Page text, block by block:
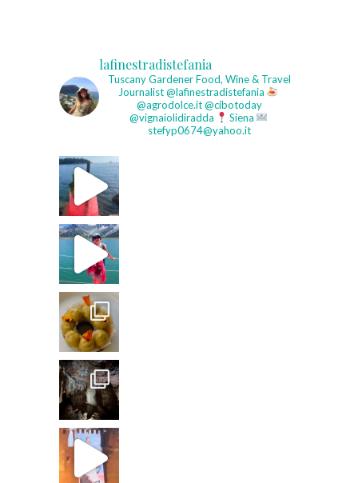
lafinestradistefania
Tuscany GardenerFood, Wine & Travel
Journalist@lafinestradistefania
@agrodolce.it @cibotoday
@vignaiolidiradda
Siena
stefyp0674@yahoo.it